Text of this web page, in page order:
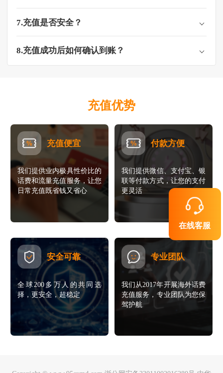
在线客服
7.充值是否安全？
8.充值成功后如何确认到账？
充值优势
充值便宜
我们提供业内极具性价比的
话费和流量充值服务，让您
日常充值既省钱又省心
付款方便
我们提供微信、支付宝、银
联等付款方式，让您的支付
更灵活
安全可靠
全球200多万人的共同选
择，更安全，超稳定
专业团队
我们从2017年开展海外话费
充值服务，专业团队为您保
驾护航